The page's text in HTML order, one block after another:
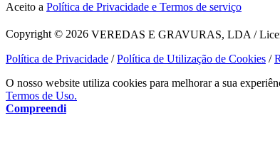
Aceito a Política de Privacidade e Termos de serviço
Copyright © 2026 VEREDAS E GRAVURAS, LDA /
Política de Privacidade /Política de Utilização de Cookies /
O nosso website utiliza cookies para melhorar a sua
Termos de Uso.
Compreendi